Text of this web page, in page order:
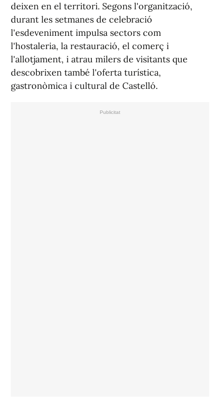
deixen en el territori. Segons l'organització,
durant les setmanes de celebració
l'esdeveniment impulsa sectors com
l'hostaleria, la restauració, el comerç i
l'allotjament, i atrau milers de visitants que
descobrixen també l'oferta turística,
gastronòmica i cultural de Castelló.